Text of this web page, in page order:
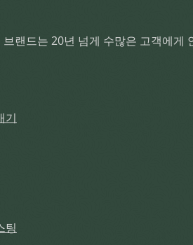
랜드는 20년 넘게 수많은 고객에게
기
팅